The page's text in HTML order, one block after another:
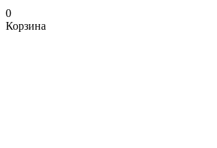
0
Корзина